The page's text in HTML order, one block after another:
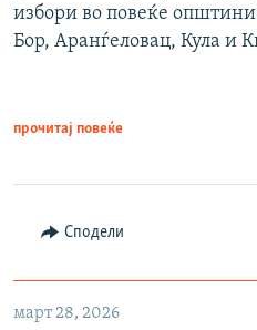
избори во повеќе
Бор, Аранѓеловац, Кула и
прочитај повеќе
Сподели
март 28, 2026